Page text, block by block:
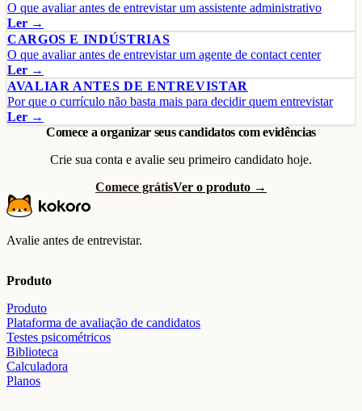
O que avaliar antes de entrevistar um assistente administrativo
Ler →
CARGOS E INDÚSTRIAS
O que avaliar antes de entrevistar um agente de contact center
Ler →
AVALIAR ANTES DE ENTREVISTAR
Por que o currículo não basta mais para decidir quem entrevistar
Ler →
Comece a organizar seus candidatos com evidências
Crie sua conta e avalie seu primeiro candidato hoje.
Comece grátisVer o produto →
Avalie antes de entrevistar.
Produto
Produto
Plataforma de avaliação de candidatos
Testes psicométricos
Biblioteca
Calculadora
Planos